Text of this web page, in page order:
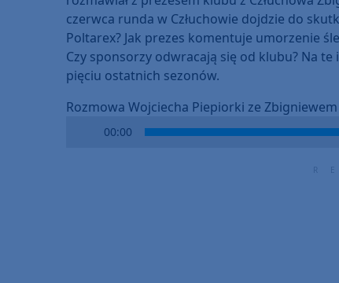
czerwca runda w Człuchowie dojdzie do
Poltarex? Jak prezes komentuje umorzenie
Czy sponsorzy odwracają się od klubu? Na
pięciu ostatnich sezonów.
Rozmowa Wojciecha Piepiorki ze
00:00